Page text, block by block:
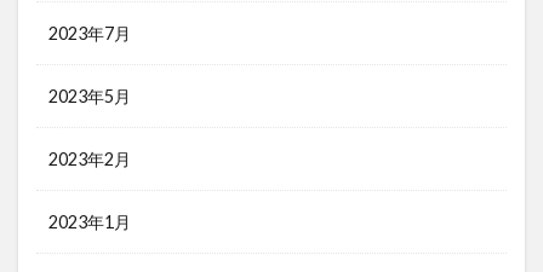
2023年7月
2023年5月
2023年2月
2023年1月